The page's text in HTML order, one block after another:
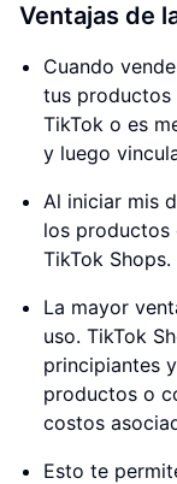
Ventajas de
Cuando
tus productos
TikTok o es
y luego
Al iniciar mis
los productos
TikTok Shops.
La mayor
uso. TikTok
principiantes
productos o
costos
Esto te